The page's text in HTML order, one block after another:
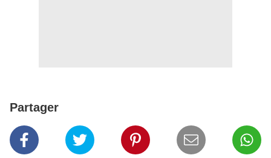
Partager